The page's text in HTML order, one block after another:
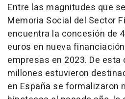
Entre las magnitudes que
Memoria Social del Sector
encuentra la concesión de
euros en nueva
empresas en 2023. De esta
millones estuvieron
en España se formalizaron